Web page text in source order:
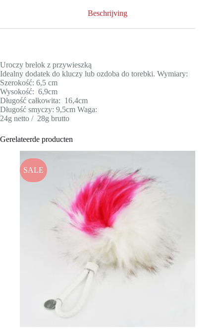
Beschrijving
Uroczy brelok z przywieszką
Idealny dodatek do kluczy lub ozdoba do torebki. Wymiary:
Szerokość: 6,5 cm
Wysokość: 6,9cm
Długość całkowita: 16,4cm
Długość smyczy: 9,5cm Waga:
24g netto / 28g brutto
Gerelateerde producten
SALE